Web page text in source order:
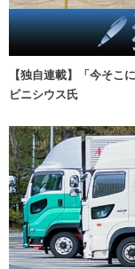
【独自連載】「今そ
ビニシウス氏